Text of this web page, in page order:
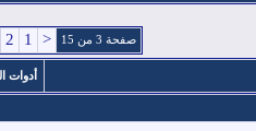
صفحة 3 من 15 <
1
2
أدوات